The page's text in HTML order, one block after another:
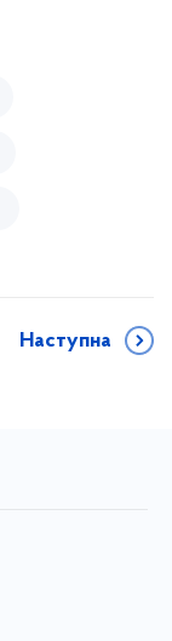
Наступна